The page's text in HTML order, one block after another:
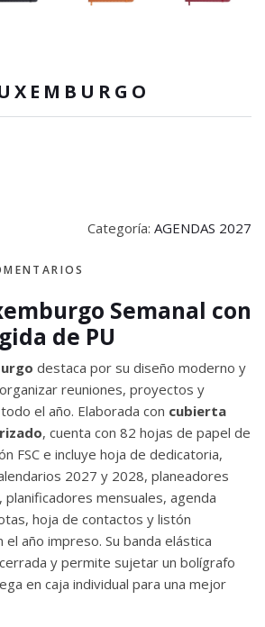
Categoría: AGENDAS 2027
Semanal con
de PU
destaca por su diseño moderno y
reuniones, proyectos y
el año. Elaborada con cubierta
, cuenta con 82 hojas de papel de
FSC e incluye hoja de dedicatoria,
2027 y 2028, planeadores
mensuales, agenda
hoja de contactos y listón
año impreso. Su banda elástica
y permite sujetar un bolígrafo
en caja individual para una mejor